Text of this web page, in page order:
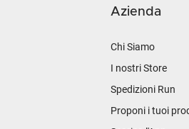
Azienda
Chi Siamo
I nostri Store
Spedizioni Run
Proponi i tuoi